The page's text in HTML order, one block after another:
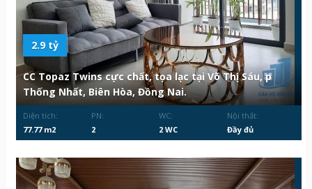
2.9 tỷ
CC Topaz Twins cực chất, tọa lạc tại Võ Thị Sáu, p
Thống Nhất, Biên Hòa, Đồng Nai.
Diện tích:
77.77 m2
PN:
2
WC:
2 WC
Nội thất:
Đầy đủ